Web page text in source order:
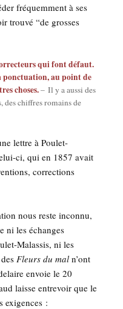
fré­quem­ment à ses
trou­vé “de grosses
qui font défaut.
ponc­tua­tion, au point de
choses.– Il y a aus­si des
des chiffres romains de
lettre à Pou­let-
ci, qui en 1857 avait
cor­rec­tions
nous reste incon­nu,
ni les échanges
Malas­sis, ni les
Fleurs du mal n’ont
envoie le 20
laisse entre­voir que le
exigences :